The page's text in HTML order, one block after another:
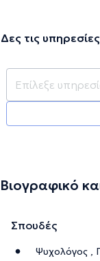
Δες τις
Βιογραφικό
Σπουδές
Ψυχολόγος ,